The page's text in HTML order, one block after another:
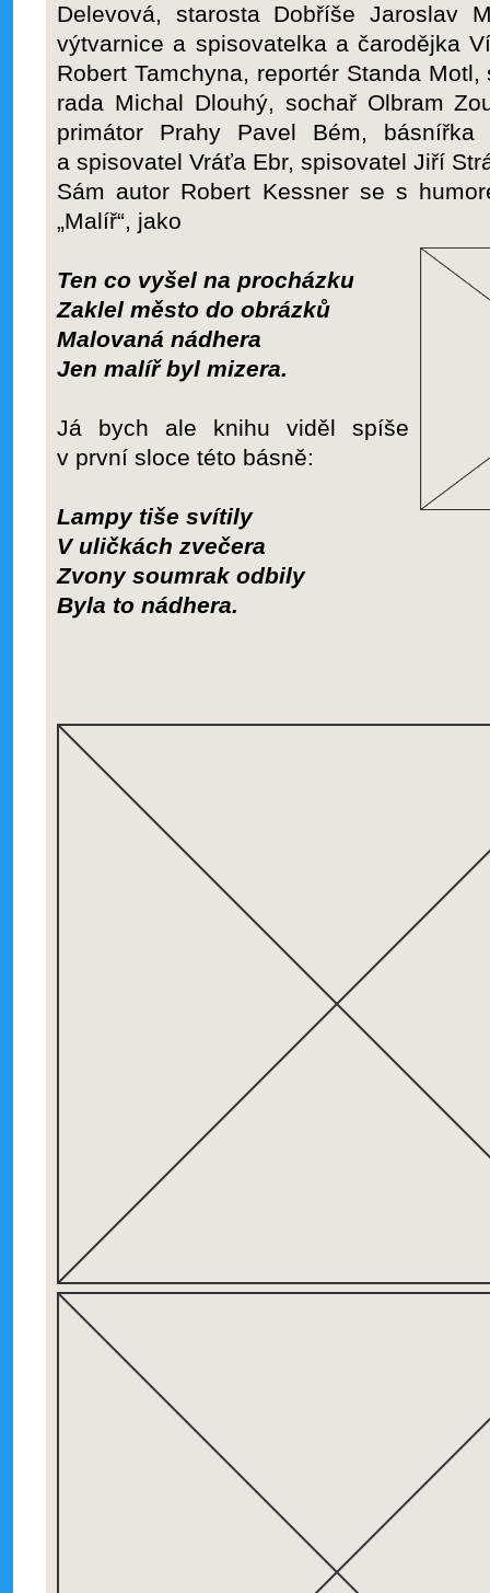
Delevová, starosta Dobříše Jaroslav
výtvarnice a spisovatelka a čarodějka
Robert Tamchyna, reportér Standa
rada Michal Dlouhý, sochař Olbram
primátor Prahy Pavel Bém, básnířka
a spisovatel Vráťa Ebr, spisovatel Jiří
Sám autor Robert Kessner se s
„Malíř“, jako
Ten co vyšel na procházku
Zaklel město do obrázků
Malovaná nádhera
Jen malíř byl mizera.
Já bych ale knihu viděl spíše
v první sloce této básně:
Lampy tiše svítily
V uličkách zvečera
Zvony soumrak odbily
Byla to nádhera.